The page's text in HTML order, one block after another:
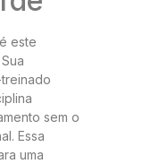
este
sem o
Essa
uma